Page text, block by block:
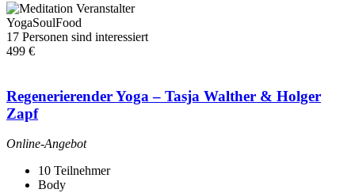
Veranstalter
YogaSoulFood
17 Personen sind interessiert
499 €
Regenerierender Yoga – Tasja Walther & Holger
Zapf
Online-Angebot
10 Teilnehmer
Body